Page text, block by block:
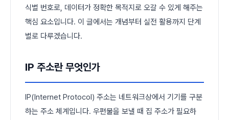
식별 번호로, 데이터가 정확한 목적지로 오갈 수 있게 해주는
핵심 요소입니다. 이 글에서는 개념부터 실전 활용까지 단계
별로 다루겠습니다.
IP 주소란 무엇인가
IP(Internet Protocol) 주소는 네트워크상에서 기기를 구분
하는 주소 체계입니다. 우편물을 보낼 때 집 주소가 필요하